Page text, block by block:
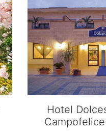
Hotel